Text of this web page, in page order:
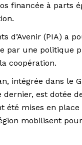
financée à parts
d’Avenir (PIA) a
par une politique
coopération.
intégrée dans le
est dotée
été mises en
mobilisent